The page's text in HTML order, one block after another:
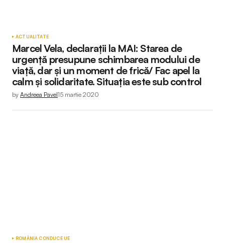
ACTUALITATE
Marcel Vela, declarații la MAI: Starea de
urgență presupune schimbarea modului de
viață, dar și un moment de frică/ Fac apel la
calm și solidaritate. Situația este sub control
by Andreea Pavel15 martie 2020
ROMÂNIA CONDUCE UE